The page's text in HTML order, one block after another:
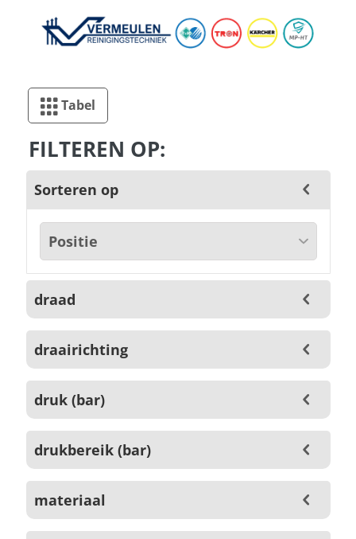
Tabel
FILTEREN OP:
Sorteren op
draad
draairichting
druk (bar)
drukbereik (bar)
materiaal